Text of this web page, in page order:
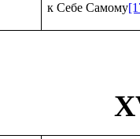
к Себе Самому